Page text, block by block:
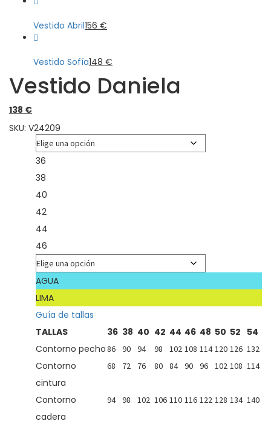
Vestido Abril156 €
Vestido Sofía148 €
Vestido Daniela
138 €
SKU: V24209
36
38
40
42
44
46
AGUA
LIMA
Guía de tallas
TALLAS
36 38 40 42 44 46 48 50 52 54
Contorno pecho86 90 94 98 102 108 114 120 126 132
Contorno
cintura
68 72 76 80 84 90 96 102 108 114
Contorno
cadera
94 98 102 106 110 116 122 128 134 140